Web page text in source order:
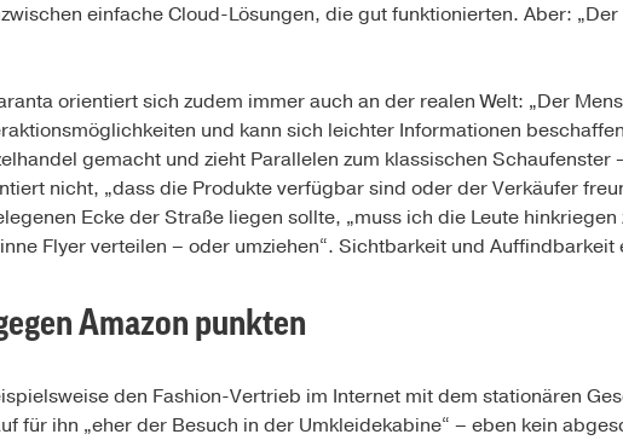
einfache Cloud-Lösungen, die gut funktionierten. Aber:
orientiert sich zudem immer auch an der realen Welt: „Der
und kann sich leichter Informationen
gemacht und zieht Parallelen zum klassischen Schaufenster
nicht, „dass die Produkte verfügbar sind oder der Verkäufer
Ecke der Straße liegen sollte, „muss ich die Leute
Flyer verteilen – oder umziehen“. Sichtbarkeit und Auffindbarkeit
Amazon punkten
den Fashion-Vertrieb im Internet mit dem stationären
für ihn „eher der Besuch in der Umkleidekabine“ – eben kein